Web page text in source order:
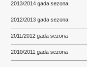
2013/2014 gada sezona
2012/2013 gada sezona
2011/2012 gada sezona
2010/2011 gada sezona